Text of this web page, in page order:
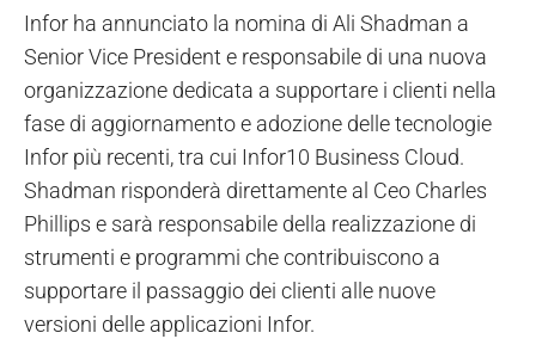
Infor ha annunciato la nomina di Ali Shadman a
Senior Vice President e responsabile di una nuova
organizzazione dedicata a supportare i clienti nella
fase di aggiornamento e adozione delle tecnologie
Infor più recenti, tra cui Infor10 Business Cloud.
Shadman risponderà direttamente al Ceo Charles
Phillips e sarà responsabile della realizzazione di
strumenti e programmi che contribuiscono a
supportare il passaggio dei clienti alle nuove
versioni delle applicazioni Infor.